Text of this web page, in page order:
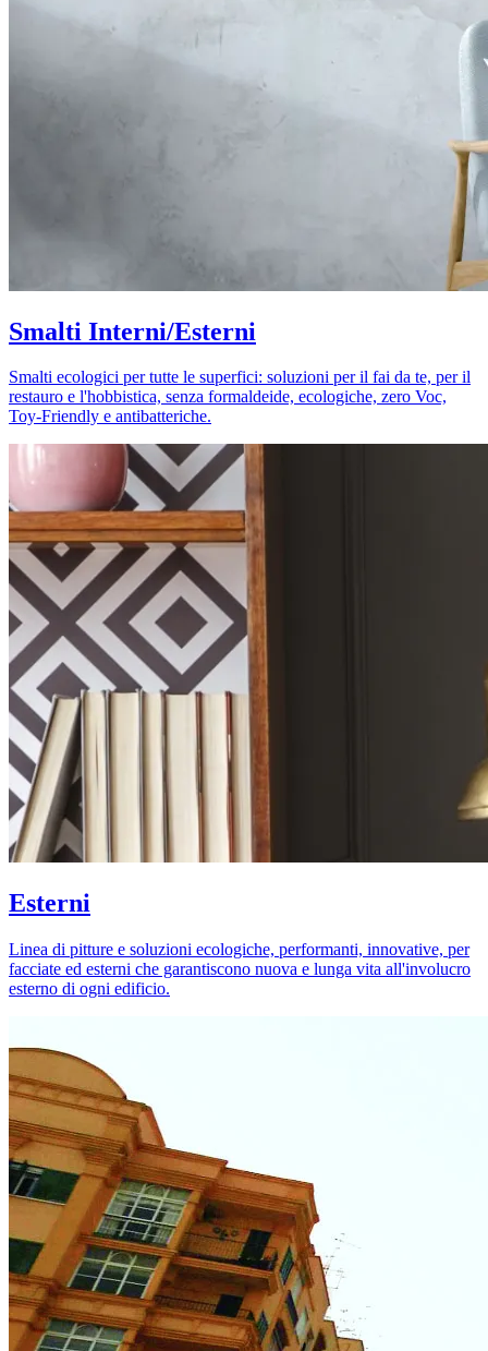
Smalti Interni/Esterni
Smalti ecologici per tutte le superfici: soluzioni per il fai da te, per il
restauro e l'hobbistica, senza formaldeide, ecologiche, zero Voc,
Toy-Friendly e antibatteriche.
Esterni
Linea di pitture e soluzioni ecologiche, performanti, innovative, per
facciate ed esterni che garantiscono nuova e lunga vita all'involucro
esterno di ogni edificio.